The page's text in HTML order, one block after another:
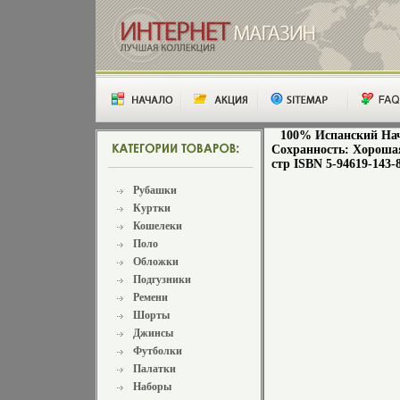
Рубашки
Куртки
Кошелеки
Поло
Обложки
Подгузники
Ремени
Шорты
Джинсы
Футболки
Палатки
Наборы
100% Испанский
Сохранность:
стр ISBN 5-94619-